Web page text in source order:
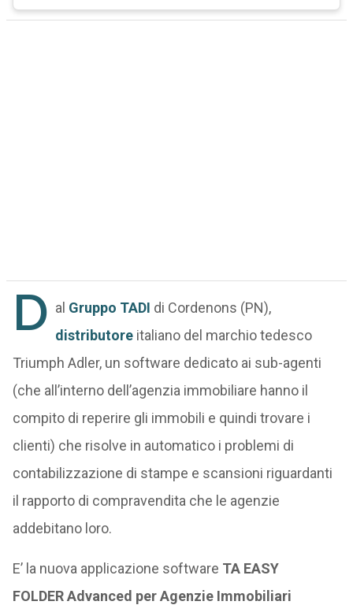
D al Gruppo TADI di Cordenons (PN),
distributore italiano del marchio tedesco
Triumph Adler, un software dedicato ai sub-agenti
(che all’interno dell’agenzia immobiliare hanno il
compito di reperire gli immobili e quindi trovare i
clienti) che risolve in automatico i problemi di
contabilizzazione di stampe e scansioni riguardanti
il rapporto di compravendita che le agenzie
addebitano loro.
E’ la nuova applicazione software TA EASY
FOLDER Advanced per Agenzie Immobiliari